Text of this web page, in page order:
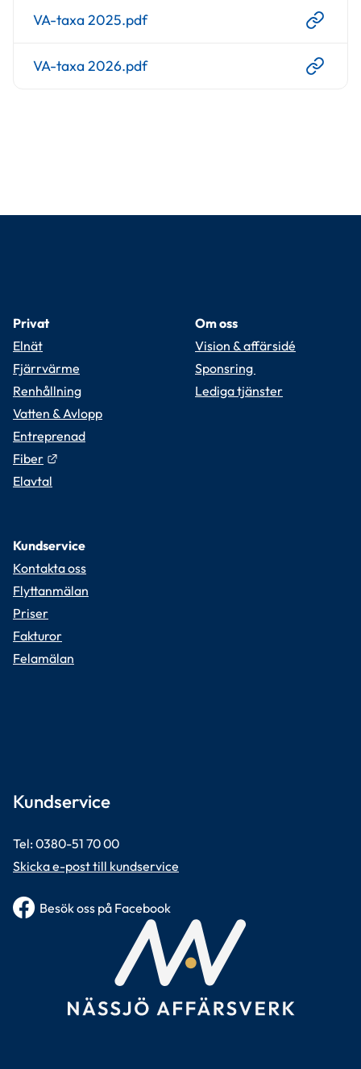
VA-taxa 2025.pdf
VA-taxa 2026.pdf
Privat
Elnät
Fjärrvärme
Renhållning
Vatten & Avlopp
Entreprenad
Fiber
Länk till annan webbplats.
Elavtal
Om oss
Vision & affärsidé
Sponsring
Lediga tjänster
Kundservice
Kontakta oss
Flyttanmälan
Priser
Fakturor
Felamälan
Kundservice
Tel: 0380-51 70 00
Skicka e-post till kundservice
Besök oss på Facebook